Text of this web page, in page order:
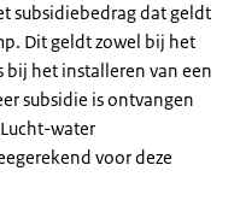
subsidiebedrag dat geldt
Dit geldt zowel bij het
het installeren van een
subsidie is ontvangen
water
voor deze